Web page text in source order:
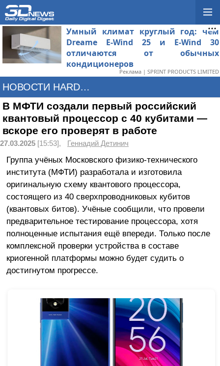
Умный климат круглый год: чем
Dreame E-Wind 25 и E-Wind 30
отличаются от обычных
кондиционеров
Реклама | SPRINT PRODUCTS LIMITED
НОВОСТИ HARDWARE
В МФТИ создали первый российский
квантовый процессор с 40 кубитами —
вскоре его проверят в работе
27.03.2025 [15:53], Геннадий Детинич
Группа учёных Московского физико-технического
института (МФТИ) разработала и изготовила
оригинальную схему квантового процессора,
состоящего из 40 сверхпроводниковых кубитов
(квантовых битов). Учёные сообщили, что провели
предварительное тестирование процессора, хотя
полноценные испытания ещё впереди. Только после
комплексной проверки устройства в составе
криогенной платформы можно будет судить о
достигнутом прогрессе.